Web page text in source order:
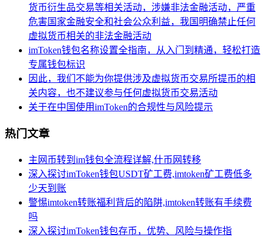
货币衍生品交易等相关活动，涉嫌非法金融活动，严重
危害国家金融安全和社会公众利益，我国明确禁止任何
虚拟货币相关的非法金融活动
imToken钱包名称设置全指南，从入门到精通，轻松打造
专属钱包标识
因此，我们不能为你提供涉及虚拟货币交易所提币的相
关内容，也不建议参与任何虚拟货币交易活动
关于在中国使用imToken的合规性与风险提示
热门文章
主网币转到im钱包全流程详解,什币网转移
深入探讨imToken钱包USDT矿工费,imtoken矿工费低多
少天到账
警惕imtoken转账福利背后的陷阱,imtoken转账有手续费
吗
深入探讨imToken钱包存币，优势、风险与操作指